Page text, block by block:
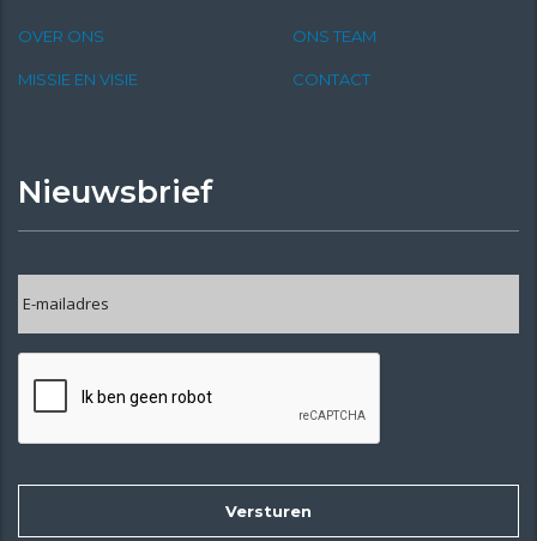
OVER ONS ONS TEAM
MISSIE EN VISIE CONTACT
Nieuwsbrief
mailadres *
CAPTCHA